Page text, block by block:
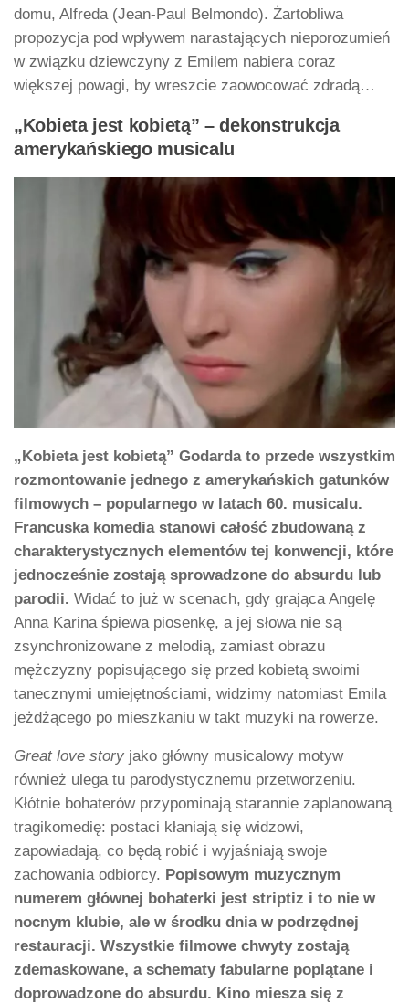
domu, Alfreda (Jean-Paul Belmondo). Żartobliwa
propozycja pod wpływem narastających nieporozumień
w związku dziewczyny z Emilem nabiera coraz
większej powagi, by wreszcie zaowocować zdradą…
„Kobieta jest kobietą” – dekonstrukcja
amerykańskiego musicalu
„Kobieta jest kobietą” Godarda to przede wszystkim
rozmontowanie jednego z amerykańskich gatunków
filmowych – popularnego w latach 60. musicalu.
Francuska komedia stanowi całość zbudowaną z
charakterystycznych elementów tej konwencji, które
jednocześnie zostają sprowadzone do absurdu lub
parodii. Widać to już w scenach, gdy grająca Angelę
Anna Karina śpiewa piosenkę, a jej słowa nie są
zsynchronizowane z melodią, zamiast obrazu
mężczyzny popisującego się przed kobietą swoimi
tanecznymi umiejętnościami, widzimy natomiast Emila
jeżdżącego po mieszkaniu w takt muzyki na rowerze.
Great love story jako główny musicalowy motyw
również ulega tu parodystycznemu przetworzeniu.
Kłótnie bohaterów przypominają starannie zaplanowaną
tragikomedię: postaci kłaniają się widzowi,
zapowiadają, co będą robić i wyjaśniają swoje
zachowania odbiorcy. Popisowym muzycznym
numerem głównej bohaterki jest striptiz i to nie w
nocnym klubie, ale w środku dnia w podrzędnej
restauracji. Wszystkie filmowe chwyty zostają
zdemaskowane, a schematy fabularne poplątane i
doprowadzone do absurdu. Kino miesza się z